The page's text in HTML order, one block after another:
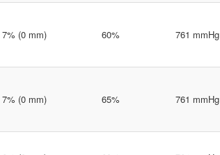
7% (0 mm) 60% 761 mmHg
7% (0 mm) 65% 761 mmHg